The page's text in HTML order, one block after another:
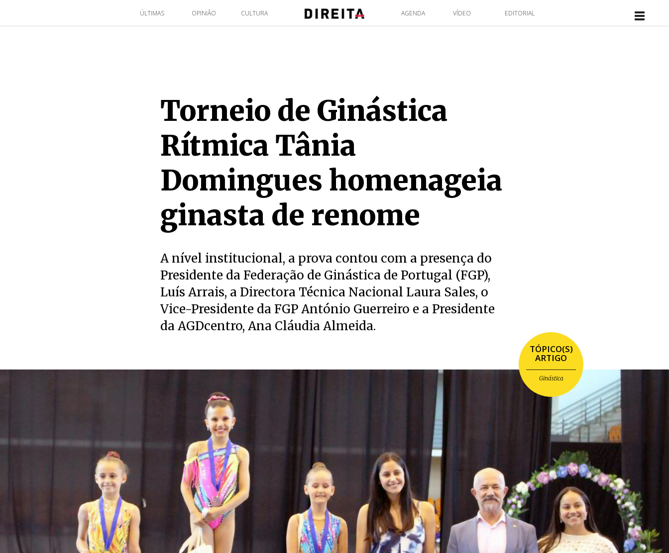
ÚLTIMAS OPINIÃO CULTURA AGENDA VÍDEO EDITORIAL
Torneio de Ginástica
Rítmica Tânia
Domingues homenageia
ginasta de renome
A nível institucional, a prova contou com a presença do
Presidente da Federação de Ginástica de Portugal (FGP),
Luís Arrais, a Directora Técnica Nacional Laura Sales, o
Vice-Presidente da FGP António Guerreiro e a Presidente
da AGDcentro, Ana Cláudia Almeida.
TÓPICO(S)
ARTIGO
Ginástica